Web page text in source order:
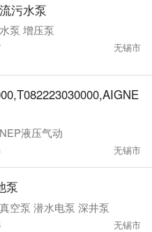
污水泵
泵 增压泵
无锡市
液压气动
无锡市
泵
空泵 潜水电泵 深井泵
无锡市